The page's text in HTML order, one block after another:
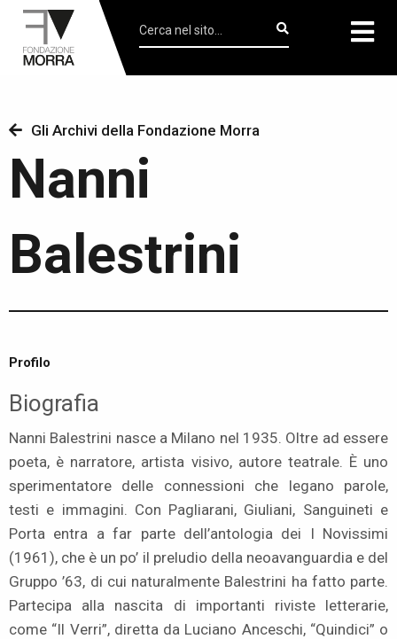
Gli Archivi della Fondazione Morra
Nanni
Balestrini
Profilo
Biografia
Nanni Balestrini nasce a Milano nel 1935. Oltre ad essere
poeta, è narratore, artista visivo, autore teatrale. È uno
sperimentatore delle connessioni che legano parole,
testi e immagini. Con Pagliarani, Giuliani, Sanguineti e
Porta entra a far parte dell’antologia dei I Novissimi
(1961), che è un po’ il preludio della neoavanguardia e del
Gruppo ’63, di cui naturalmente Balestrini ha fatto parte.
Partecipa alla nascita di importanti riviste letterarie,
come “Il Verri”, diretta da Luciano Anceschi, “Quindici” o